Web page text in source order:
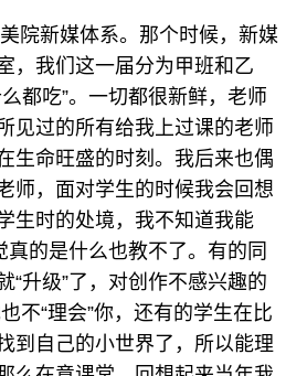
院新媒体系。那个时候，新媒
，我们这一届分为甲班和乙
都吃”。一切都很新鲜，老师
见过的所有给我上过课的老师
生命旺盛的时刻。我后来也偶
师，面对学生的时候我会回想
生时的处境，我不知道我能
真的是什么也教不了。有的同
“升级”了，对创作不感兴趣的
不“理会”你，还有的学生在比
到自己的小世界了，所以能理